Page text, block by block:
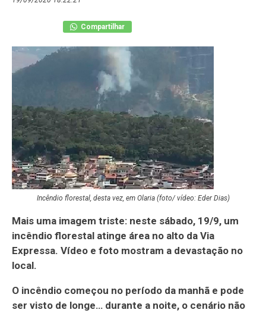
Compartilhar
Incêndio florestal, desta vez, em Olaria (foto/ vídeo: Eder Dias)
Mais uma imagem triste: neste sábado, 19/9, um
incêndio florestal atinge área no alto da Via
Expressa. Vídeo e foto mostram a devastação no
local.
O incêndio começou no período da manhã e pode
ser visto de longe… durante a noite, o cenário não